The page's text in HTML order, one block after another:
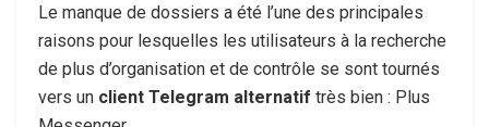
Le manque de dossiers a été l’une des principales
raisons pour lesquelles les utilisateurs à la recherche
de plus d’organisation et de contrôle se sont tournés
vers un client Telegram alternatif très bien : Plus